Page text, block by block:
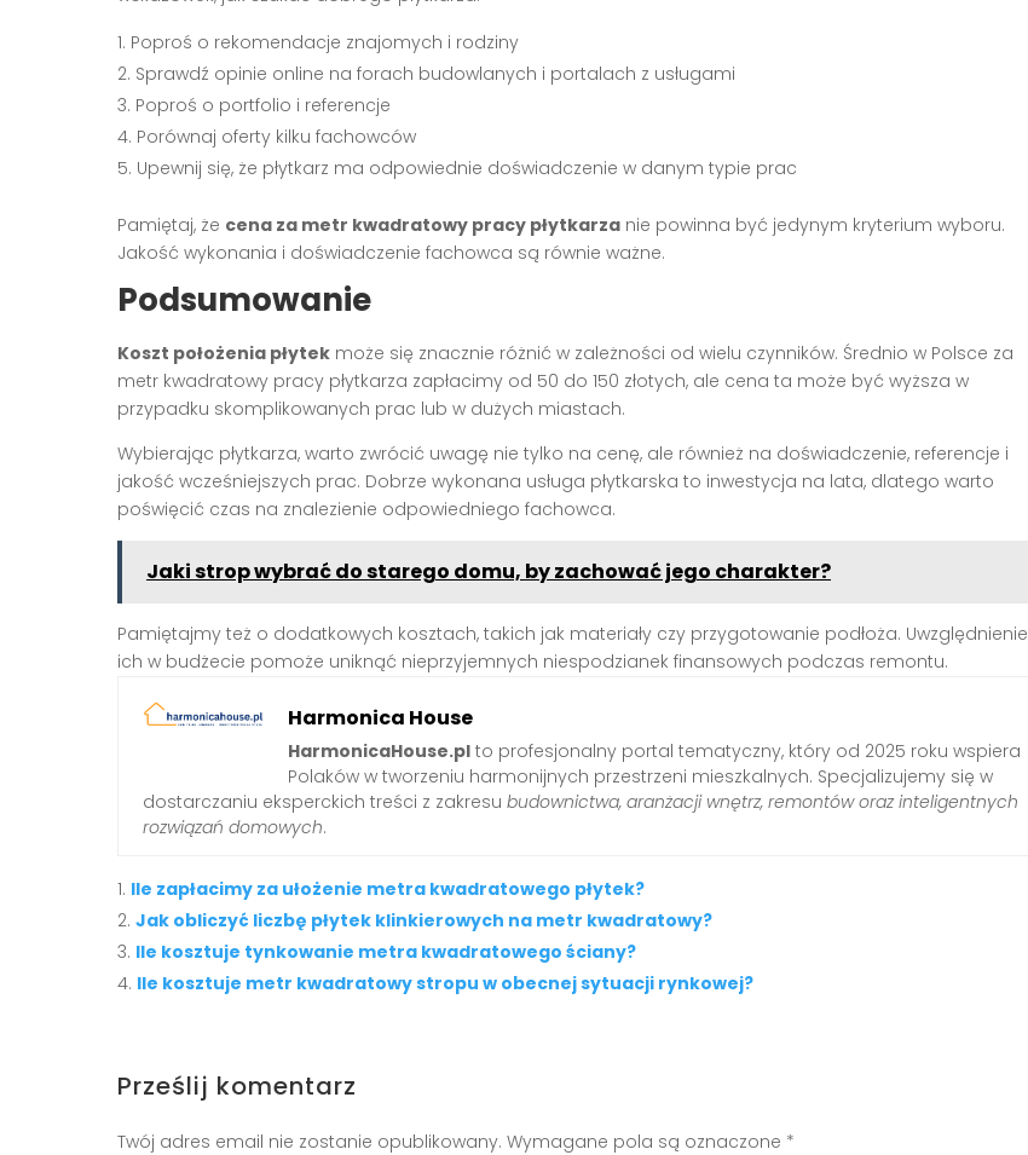
Poproś o rekomendacje znajomych i rodziny
Sprawdź opinie online na forach budowlanych i portalach z usługami
Poproś o portfolio i referencje
Porównaj oferty kilku fachowców
Upewnij się, że płytkarz ma odpowiednie doświadczenie w danym typie prac
Pamiętaj, że cena za metr kwadratowy pracy płytkarza nie powinna być jedynym kryterium wyboru.
Jakość wykonania i doświadczenie fachowca są równie ważne.
Podsumowanie
Koszt położenia płytek może się znacznie różnić w zależności od wielu czynników. Średnio w Polsce za
metr kwadratowy pracy płytkarza zapłacimy od 50 do 150 złotych, ale cena ta może być wyższa w
przypadku skomplikowanych prac lub w dużych miastach.
Wybierając płytkarza, warto zwrócić uwagę nie tylko na cenę, ale również na doświadczenie, referencje i
jakość wcześniejszych prac. Dobrze wykonana usługa płytkarska to inwestycja na lata, dlatego warto
poświęcić czas na znalezienie odpowiedniego fachowca.
Jaki strop wybrać do starego domu, by zachować jego charakter?
Pamiętajmy też o dodatkowych kosztach, takich jak materiały czy przygotowanie podłoża. Uwzględnienie
ich w budżecie pomoże uniknąć nieprzyjemnych niespodzianek finansowych podczas remontu.
Harmonica House
HarmonicaHouse.pl to profesjonalny portal tematyczny, który od 2025 roku wspiera
Polaków w tworzeniu harmonijnych przestrzeni mieszkalnych. Specjalizujemy się w
dostarczaniu eksperckich treści z zakresu budownictwa, aranżacji wnętrz, remontów oraz inteligentnych
rozwiązań domowych.
Ile zapłacimy za ułożenie metra kwadratowego płytek?
Jak obliczyć liczbę płytek klinkierowych na metr kwadratowy?
Ile kosztuje tynkowanie metra kwadratowego ściany?
Ile kosztuje metr kwadratowy stropu w obecnej sytuacji rynkowej?
Prześlij komentarz
Twój adres email nie zostanie opublikowany. Wymagane pola są oznaczone *